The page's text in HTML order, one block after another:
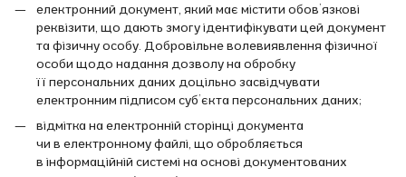
електронний документ, який має містити обов’язкові
реквізити, що дають змогу ідентифікувати цей документ
та фізичну особу. Добровільне волевиявлення фізичної
особи щодо надання дозволу на обробку
її персональних даних доцільно засвідчувати
електронним підписом суб’єкта персональних даних;
відмітка на електронній сторінці документа
чи в електронному файлі, що обробляється
в інформаційній системі на основі документованих